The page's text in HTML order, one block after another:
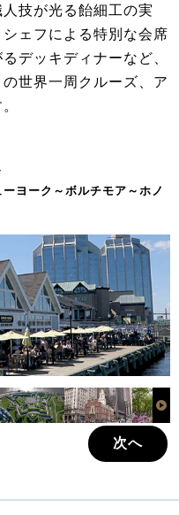
技が光る飴細工の実
ェフによる特別な会席
デッキディナーなど、
世界一周クルーズ、ア
ヨーク～ボルチモア～ホノ
次へ